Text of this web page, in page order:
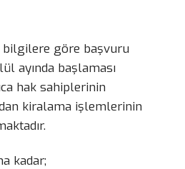
bilgilere göre başvuru
ayında başlaması
hak sahiplerinin
kiralama işlemlerinin
kadar;